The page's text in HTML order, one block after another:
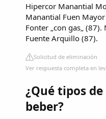
Hipercor Manantial
Manantial Fuen
Fonter „con gas„
Fuente Arquillo (87).
Solicitud de eliminación
Ver respuesta completa en
¿Qué tipos
beber?